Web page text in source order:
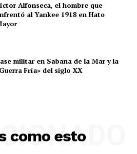
Alfonseca, el hombre que
al Yankee 1918 en Hato
militar en Sabana de la Mar y la
Fría» del siglo XX
como esto